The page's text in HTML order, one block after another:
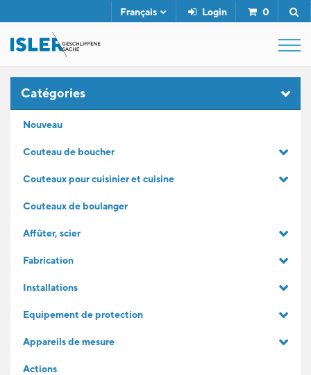
Login 0
Français
SERVICE
Catégories
Nouveau
Couteau de boucher
Couteaux pour cuisinier et cuisine
Couteaux de boulanger
Affûter, scier
Fabrication
Installations
Equipement de protection
Appareils de mesure
Actions